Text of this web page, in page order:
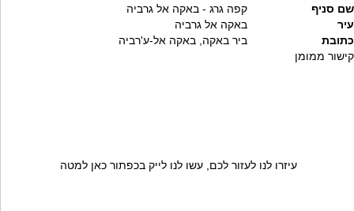
שם סניף
קפה גרג - באקה אל גרביה
עיר
באקה אל גרביה
כתובת
ביר באקה, באקה אל-ע'רביה
קישור ממומן
עיזרו לנו לעזור לכם, עשו לנו לייק בכפתור כאן למטה